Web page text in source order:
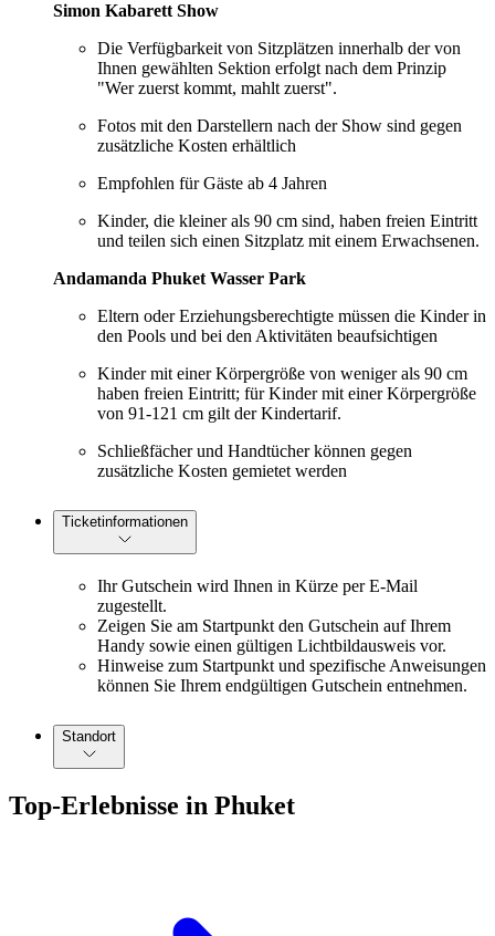
Simon Kabarett Show
Die Verfügbarkeit von Sitzplätzen innerhalb der von
Ihnen gewählten Sektion erfolgt nach dem Prinzip
"Wer zuerst kommt, mahlt zuerst".
Fotos mit den Darstellern nach der Show sind gegen
zusätzliche Kosten erhältlich
Empfohlen für Gäste ab 4 Jahren
Kinder, die kleiner als 90 cm sind, haben freien Eintritt
und teilen sich einen Sitzplatz mit einem Erwachsenen.
Andamanda Phuket Wasser Park
Eltern oder Erziehungsberechtigte müssen die Kinder in
den Pools und bei den Aktivitäten beaufsichtigen
Kinder mit einer Körpergröße von weniger als 90 cm
haben freien Eintritt; für Kinder mit einer Körpergröße
von 91-121 cm gilt der Kindertarif.
Schließfächer und Handtücher können gegen
zusätzliche Kosten gemietet werden
Ticketinformationen
Ihr Gutschein wird Ihnen in Kürze per E-Mail
zugestellt.
Zeigen Sie am Startpunkt den Gutschein auf Ihrem
Handy sowie einen gültigen Lichtbildausweis vor.
Hinweise zum Startpunkt und spezifische Anweisungen
können Sie Ihrem endgültigen Gutschein entnehmen.
Standort
Top-Erlebnisse in Phuket